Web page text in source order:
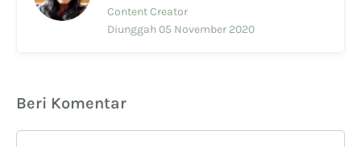
Content Creator
Diunggah 05 November 2020
Beri Komentar